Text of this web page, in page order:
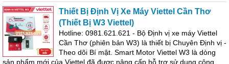
Thiết Bị Định Vị Xe Máy Viettel Cần Thơ
(Thiết Bị W3 Viettel )
Hotline: 0981.621.621 - Bộ Định vị xe máy Viettel
Cần Thơ (phiên bản W3) là thiết bị Chuyên Định vị -
Theo dõi Bí mật. Smart Motor Viettel W3 là dòng
sản phẩm mới của Viettel đã được nâng cấp hỗ trợ sử dụng công